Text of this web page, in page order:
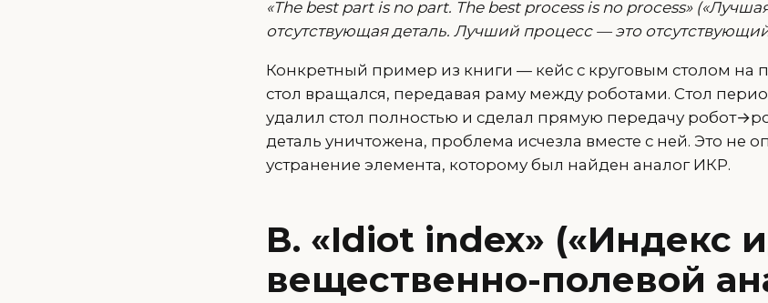
«The best part is no part. The best process is no process»
отсутствующая деталь. Лучший процесс — это
Конкретный пример из книги — кейс с круговым столом на
стол вращался, передавая раму между роботами. Стол
удалил стол полностью и сделал прямую передачу
деталь уничтожена, проблема исчезла вместе с ней. Это не
устранение элемента, которому был найден аналог ИКР.
В. «Idiot index» («Индекс
вещественно-полевой